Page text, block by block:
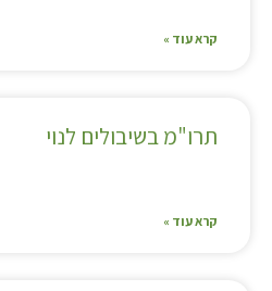
קרא עוד »
תרו"מ בשיבולים לנוי
קרא עוד »